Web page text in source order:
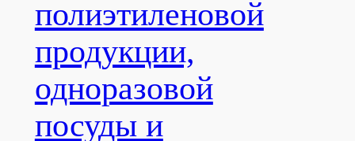
полиэтиленовой
продукции,
одноразовой
посуды и